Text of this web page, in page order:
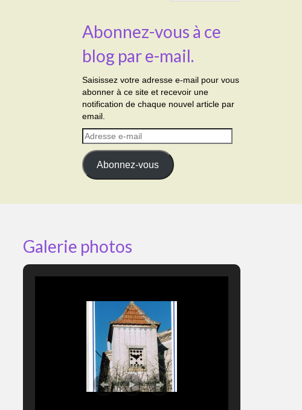
Abonnez-vous à ce
blog par e-mail.
Saisissez votre adresse e-mail pour vous
abonner à ce site et recevoir une
notification de chaque nouvel article par
email.
Adresse
e-
mail
Abonnez-vous
Galerie photos